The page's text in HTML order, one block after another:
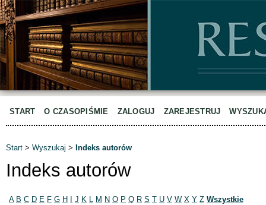
START O CZASOPIŚMIE ZALOGUJ ZAREJESTRUJ
Start > Wyszukaj > Indeks autorów
Indeks autorów
A B C D E F G H J K L M N O P Q R S T U V W X Y Z Wszystkie